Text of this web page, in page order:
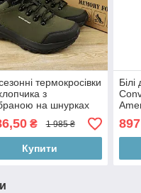
термокросівки
з
на шнурках
тм American Club
₴ 1 985 ₴
Купити
Білі
897